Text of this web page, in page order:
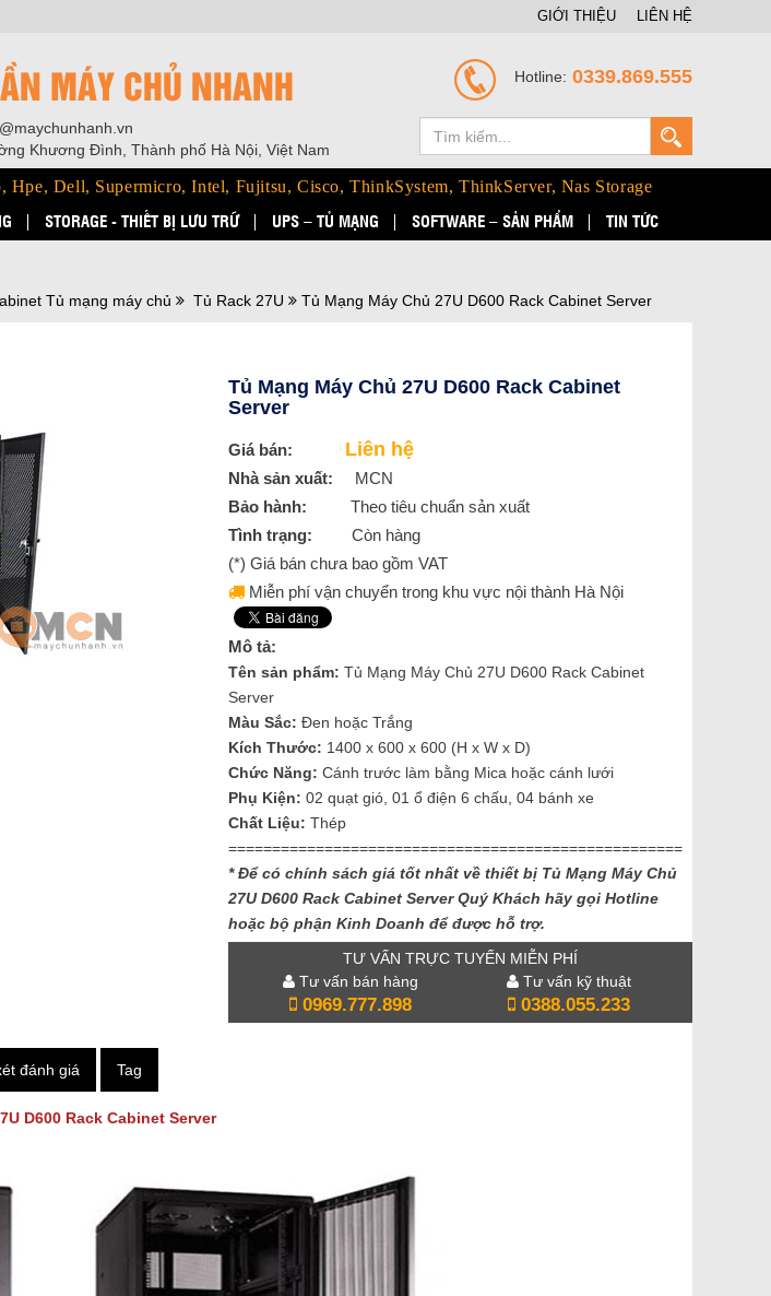
GIỚI THIỆU LIÊN HỆ
MÁY CHỦ NHANH
Khương Đình, Thành phố Hà Nội, Việt Nam
Hotline: 0339.869.555
Dell, Supermicro, Intel, Fujitsu, Cisco, ThinkSystem, ThinkServer, Nas Storage
STORAGE - THIẾT BỊ LƯU TRỮ UPS – TỦ MẠNG SOFTWARE – SẢN PHẨM TIN TỨC
Tủ mạng máy chủ Tủ Rack 27U Tủ Mạng Máy Chủ 27U D600 Rack Cabinet Server
Tủ Mạng Máy Chủ 27U D600 Rack Cabinet
Server
Giá bán: Liên hệ
Nhà sản xuất: MCN
Bảo hành: Theo tiêu chuẩn sản xuất
Tình trạng: Còn hàng
(*) Giá bán chưa bao gồm VAT
Miễn phí vận chuyển trong khu vực nội thành Hà Nội
Mô tả:
Tên sản phẩm: Tủ Mạng Máy Chủ 27U D600 Rack Cabinet
Server
Màu Sắc: Đen hoặc Trắng
Kích Thước: 1400 x 600 x 600 (H x W x D)
Chức Năng: Cánh trước làm bằng Mica hoặc cánh lưới
Phụ Kiện: 02 quạt gió, 01 ổ điện 6 chấu, 04 bánh xe
Chất Liệu: Thép
====================================================
* Để có chính sách giá tốt nhất về thiết bị Tủ Mạng Máy Chủ
27U D600 Rack Cabinet ServerQuý Khách hãy gọi Hotline
hoặc bộ phận Kinh Doanh để được hỗ trợ.
TƯ VẤN TRỰC TUYẾN MIỄN PHÍ
Tư vấn bán hàng
0969.777.898
Tư vấn kỹ thuật
0388.055.233
đánh giá Tag
D600 Rack Cabinet Server